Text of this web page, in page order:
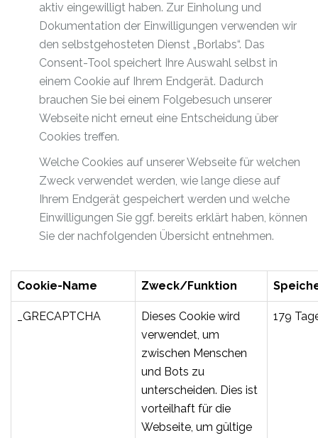
aktiv eingewilligt haben. Zur Einholung und
Dokumentation der Einwilligungen verwenden wir
den selbstgehosteten Dienst „Borlabs“. Das
Consent-Tool speichert Ihre Auswahl selbst in
einem Cookie auf Ihrem Endgerät. Dadurch
brauchen Sie bei einem Folgebesuch unserer
Webseite nicht erneut eine Entscheidung über
Cookies treffen.
Welche Cookies auf unserer Webseite für welchen
Zweck verwendet werden, wie lange diese auf
Ihrem Endgerät gespeichert werden und welche
Einwilligungen Sie ggf. bereits erklärt haben, können
Sie der nachfolgenden Übersicht entnehmen.
Cookie-Name Zweck/Funktion
_GRECAPTCHA
Dieses Cookie wird
verwendet, um
zwischen Menschen
und Bots zu
unterscheiden. Dies ist
vorteilhaft für die
Webseite, um gültige
179